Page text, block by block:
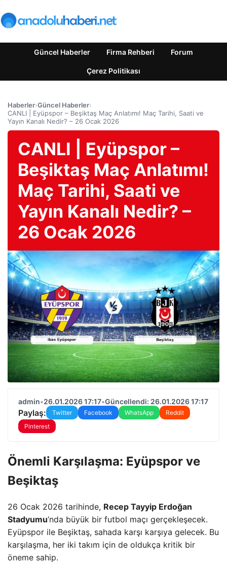
Güncel Haberler Firma Rehberi Forum
Çerez Politikası
Haberler›Güncel Haberler›
CANLI | Eyüpspor – Beşiktaş Maç Anlatımı! Maç Tarihi, Saati ve
Yayın Kanalı Nedir? – 26 Ocak 2026
CANLI | Eyüpspor –
Beşiktaş Maç Anlatımı!
Maç Tarihi, Saati ve
Yayın Kanalı Nedir? –
26 Ocak 2026
admin•26.01.2026 17:17•Güncellendi: 26.01.2026 17:17
Paylaş: Twitter Facebook WhatsApp
Reddit
Pinterest
Önemli Karşılaşma: Eyüpspor ve
Beşiktaş
26 Ocak 2026 tarihinde, Recep Tayyip Erdoğan
Stadyumu‘nda büyük bir futbol maçı gerçekleşecek.
Eyüpspor ile Beşiktaş, sahada karşı karşıya gelecek. Bu
karşılaşma, her iki takım için de oldukça kritik bir
öneme sahip.